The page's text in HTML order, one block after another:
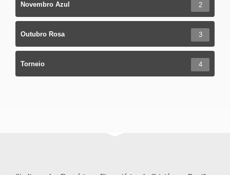
Novembro Azul 2
Outubro Rosa 3
Torneio 4